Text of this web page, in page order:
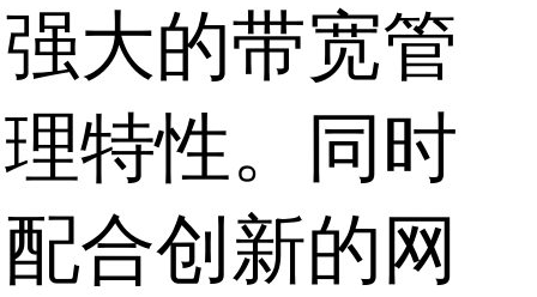
强大的带宽管
理特性。同时
配合创新的网